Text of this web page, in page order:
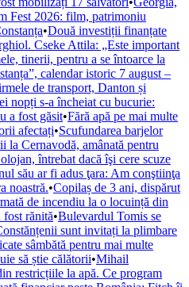
Fest 2026: film, patrimoniu
•Două investiții finanțate
Cseke Attila: „Este important
tinerii, pentru a se întoarce la
calendar istoric 7 august –
de transport, Danton și
nopți s-a încheiat cu bucurie:
a fost găsit•Fără apă pe mai multe
afectați•Scufundarea barjelor
la Cernavodă, amânată pentru
întrebat dacă îşi cere scuze
său ar fi adus ţara: Am conştiinţa
noastră.•Copilaș de 3 ani, dispărut
de incendiu la o locuință din
fost rănită•Bulevardul Tomis se
sunt invitați la plimbare
sâmbătă pentru mai multe
să știe călătorii•Mihail
restricțiile la apă. Ce program